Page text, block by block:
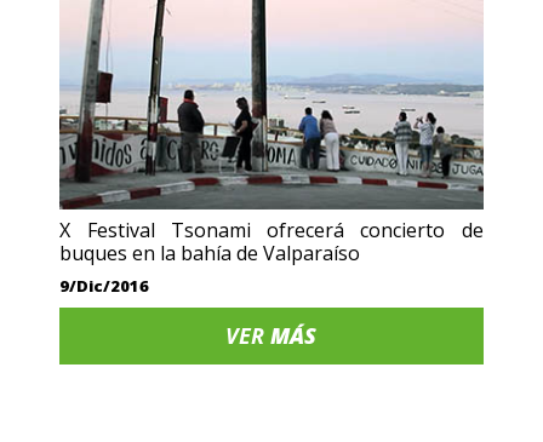
X Festival Tsonami ofrecerá concierto de
buques en la bahía de Valparaíso
9/Dic/2016
VERMÁS